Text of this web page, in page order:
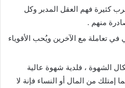
كثيرة فهم العقل المدبر وكل
منهم .
مع الآخرين ويُحب الأقوياء
الشهوة ، فلدية شهوة عالية
إمتلك من المال أو النساء فإنة لا